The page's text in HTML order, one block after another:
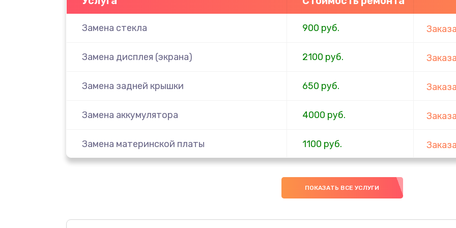
Замена стекла 900 руб.
Замена дисплея (экрана) 2100 руб.
Замена задней крышки 650 руб.
Замена аккумулятора 4000 руб.
Замена материнской платы 1100 руб.
1000 руб.
ПОКАЗАТЬ ВСЕ УСЛУГИ